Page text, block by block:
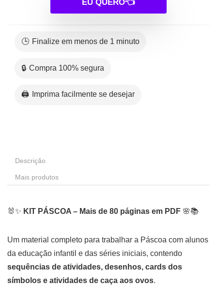
EU QUERO👈
🕒 Finalize em menos de 1 minuto
🔒 Compra 100% segura
🖨️ Imprima facilmente se desejar
Descrição
Mais produtos
🐰✨ KIT PÁSCOA – Mais de 80 páginas em PDF 🌸📚
Um material completo para trabalhar a Páscoa com alunos
da educação infantil e das séries iniciais, contendo
sequências de atividades, desenhos, cards dos
símbolos e atividades de caça aos ovos.